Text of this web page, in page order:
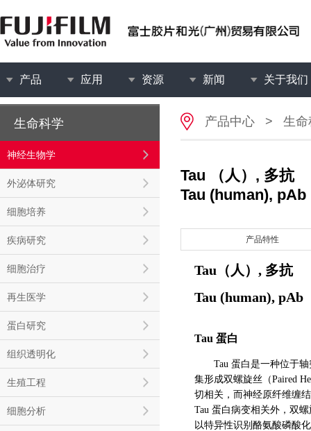
产品 应用 资源 新闻 关于我们
生命科学
神经生物学
外泌体研究
细胞培养
疾病研究
细胞治疗
再生医学
蛋白研究
组织透明化
生殖工程
细胞分析
产品中心 > 生命
Tau （人）, 多抗
Tau (human), pAb
产品特性
Tau（人）, 多抗
Tau (human), pAb
Tau 蛋白
Tau 蛋白是一种位于轴
集形成双螺旋丝（Paired
切相关，而神经原纤维缠
Tau 蛋白病变相关外，双
以特异性识别酪氨酸磷酸